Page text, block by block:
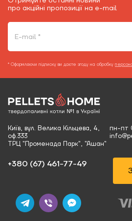
про акційні пропозиції на e-mail
* Оформляючи підписку ви даєте згоду на обробку
Київ, вул. Велика Кільцева, 4,
оф.333
ТРЦ "Променада Парк", "Ашан"
пн-пт
+380 (67) 461-77-49‬